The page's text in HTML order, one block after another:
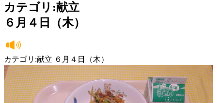
カテゴリ:献立
６月４日（木）
カテゴリ:献立 ６月４日（木）